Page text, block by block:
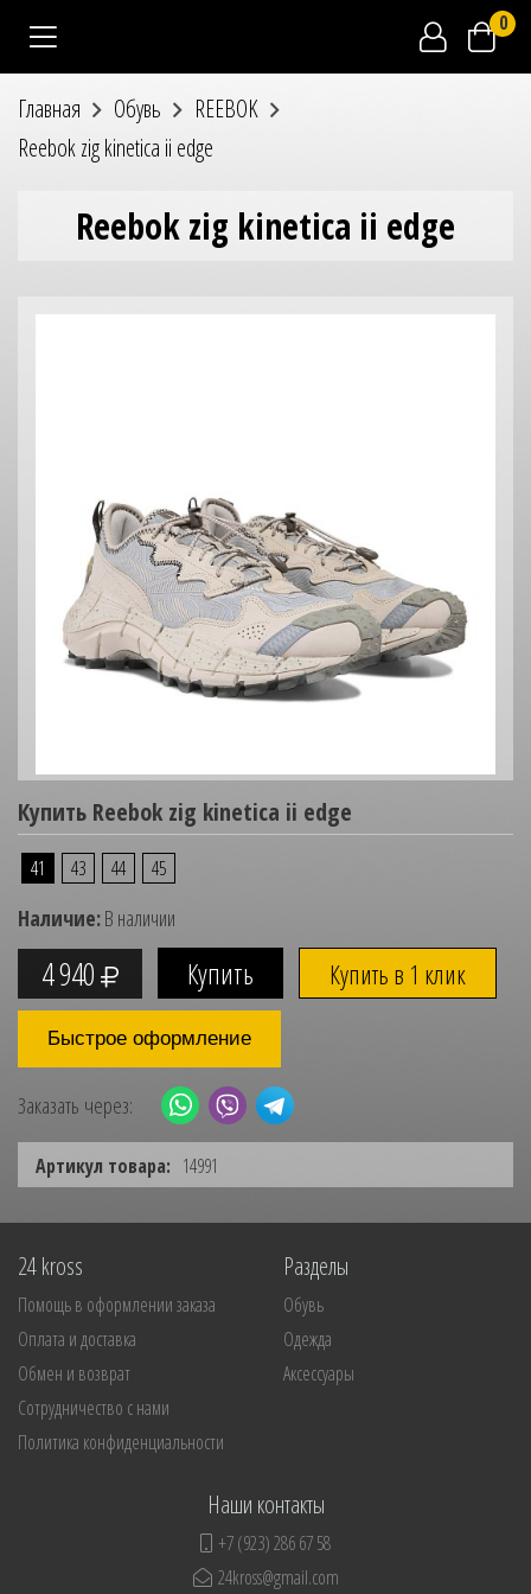
0
Главная Обувь
REEBOK
Reebok zig kinetica ii edge
Reebok zig kinetica ii edge
Купить Reebok zig kinetica ii edge
41 43 44 45
Наличие:В наличии
4 940 Купить в 1 клик
Быстрое оформление
Заказать через:
Артикул товара: 14991
24 kross
Помощь в оформлении заказа
Оплата и доставка
Обмен и возврат
Сотрудничество с нами
Политика конфиденциальности
Разделы
Обувь
Одежда
Аксессуары
Наши контакты
+7 (923) 286 67 58
24kross@gmail.com